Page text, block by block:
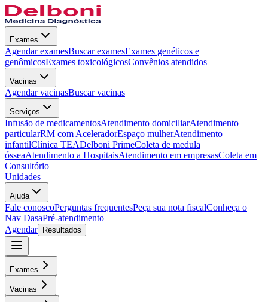
Exames
Agendar examesBuscar examesExames genéticos e
genômicosExames toxicológicosConvênios atendidos
Vacinas
Agendar vacinasBuscar vacinas
Serviços
Infusão de medicamentosAtendimento domiciliarAtendimento
particularRM com AceleradorEspaço mulherAtendimento
infantilClínica TEADelboni PrimeColeta de medula
ósseaAtendimento a HospitaisAtendimento em empresasColeta em
Consultório
Unidades
Ajuda
Fale conoscoPerguntas frequentesPeça sua nota fiscalConheça o
Nav DasaPré-atendimento
Agendar
Resultados
Exames
Vacinas